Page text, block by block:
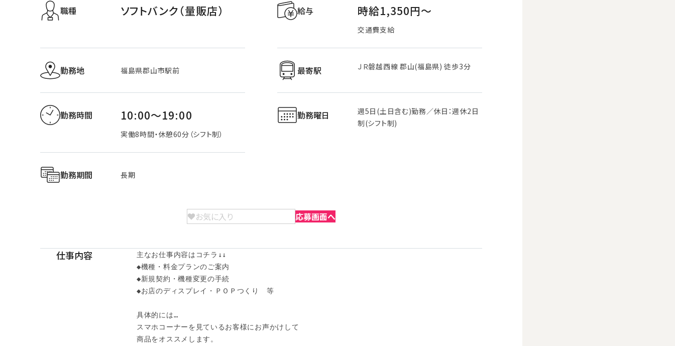
職種 ソフトバンク（量販店） 給与 時給1,350円〜
交通費支給
勤務地 福島県郡山市駅前 最寄駅 ＪＲ磐越西線 郡山(福島県) 徒歩3分
勤務時間 10:00～19:00
実働8時間・休憩60分（シフト制）
勤務曜日
週5日(土日含む)勤務／休日：週休2日
制(シフト制)
勤務期間 長期
お気に入り 応募画面へ
仕事内容
主なお仕事内容はコチラ↓↓
◆機種・料金プランのご案内
◆新規契約・機種変更の手続
◆お店のディスプレイ・ＰＯＰつくり　等
具体的には…
スマホコーナーを見ているお客様にお声かけして
商品をオススメします。